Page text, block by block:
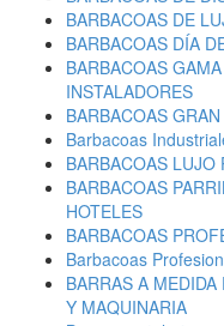
BARBACOAS DE
BARBACOAS DÍA
BARBACOAS
INSTALADORES
BARBACOAS
Barbacoas
BARBACOAS
BARBACOAS
HOTELES
BARBACOAS
Barbacoas
BARRAS A
Y MAQUINARIA